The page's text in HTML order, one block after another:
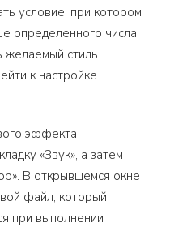
условие, при котором
определенного числа.
желаемый стиль
к настройке
эффекта
«Звук», а затем
В открывшемся окне
файл, который
при выполнении